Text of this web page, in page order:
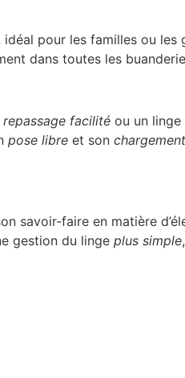
idéal pour les familles ou les
dans toutes les
repassage facilité ou un linge
pose libre et son
savoir-faire en matière
gestion du linge plus simple,